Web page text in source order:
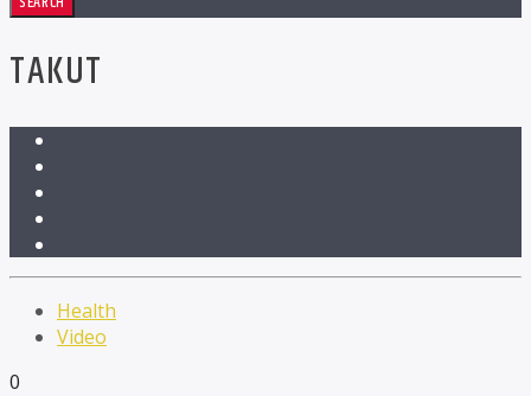
TAKUT
Health
Video
0